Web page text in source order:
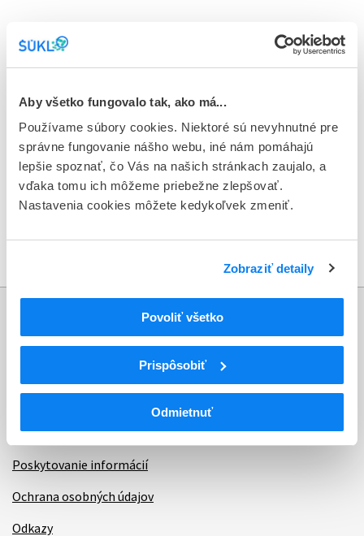
Aby všetko fungovalo tak, ako má...
Používame súbory cookies. Niektoré sú nevyhnutné pre
správne fungovanie nášho webu, iné nám pomáhajú
lepšie spoznať, čo Vás na našich stránkach zaujalo, a
vďaka tomu ich môžeme priebežne zlepšovať.
Nastavenia cookies môžete kedykoľvek zmeniť.
Zobraziť detaily
Povoliť všetko
Prispôsobiť
Odmietnuť
file_presentHlásenie podozrenia na závažnú nehodu/nežiaducu
udalosť
Súbor DOCX (0.12 MB)
Stiahnuť dokument
download
Sťažnosti a petície
Poskytovanie informácií
Ochrana osobných údajov
Odkazy